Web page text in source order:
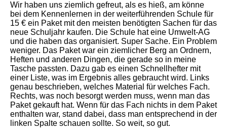
Wir haben uns ziemlich gefreut, als es hieß, am könne
bei dem Kennenlernen in der weiterführenden Schule für
15 € ein Paket mit den meisten benötigten Sachen für das
neue Schuljahr kaufen. Die Schule hat eine Umwelt-AG
und die haben das organisiert. Super Sache. Ein Problem
weniger. Das Paket war ein ziemlicher Berg an Ordnern,
Heften und anderen Dingen, die gerade so in meine
Tasche passten. Dazu gab es einen Schnellhefter mit
einer Liste, was im Ergebnis alles gebraucht wird. Links
genau beschrieben, welches Material für welches Fach.
Rechts, was noch besorgt werden muss, wenn man das
Paket gekauft hat. Wenn für das Fach nichts in dem Paket
enthalten war, stand dabei, dass man entsprechend in der
linken Spalte schauen sollte. So weit, so gut.